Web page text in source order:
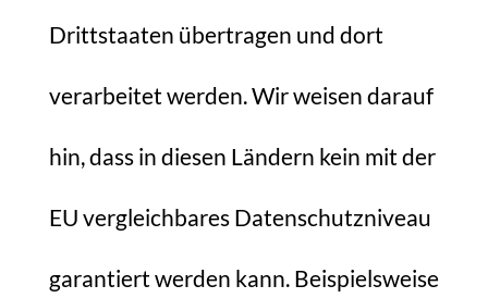
Drittstaaten übertragen und dort
verarbeitet werden. Wir weisen darauf
hin, dass in diesen Ländern kein mit der
EU vergleichbares Datenschutzniveau
garantiert werden kann. Beispielsweise